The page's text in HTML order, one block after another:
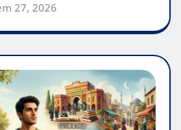
27, 2026